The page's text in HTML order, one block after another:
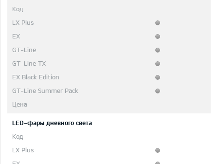
LED-фары дневного света